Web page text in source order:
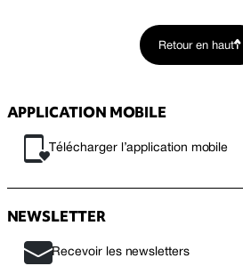
Retour en haut
APPLICATION MOBILE
Télécharger l’application mobile
NEWSLETTER
Recevoir les newsletters